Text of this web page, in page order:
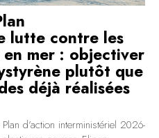
lutte contre les
mer : objectiver
plutôt que
déjà réalisées
d’action interministériel 2026-